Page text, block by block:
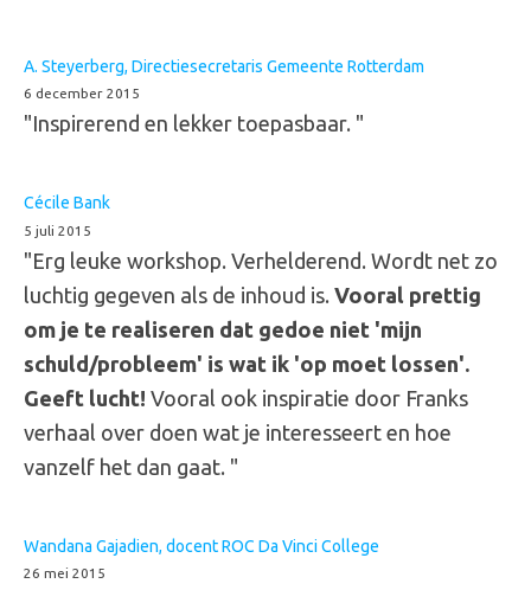
A. Steyerberg, Directiesecretaris Gemeente Rotterdam
6 december 2015
"Inspirerend en lekker toepasbaar. "
Cécile Bank
5 juli 2015
"Erg leuke workshop. Verhelderend. Wordt net zo
luchtig gegeven als de inhoud is.Vooral prettig
om je te realiseren dat gedoe niet 'mijn
schuld/probleem' is wat ik 'op moet lossen'.
Geeft lucht! Vooral ook inspiratie door Franks
verhaal over doen wat je interesseert en hoe
vanzelf het dan gaat. "
Wandana Gajadien, docent ROC Da Vinci College
26 mei 2015